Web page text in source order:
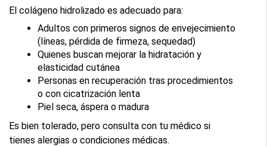
El colágeno hidrolizado es adecuado para:
Adultos con primeros signos de envejecimiento
(líneas, pérdida de firmeza, sequedad)
Quienes buscan mejorar la hidratación y
elasticidad cutánea
Personas en recuperación tras procedimientos
o con cicatrización lenta
Piel seca, áspera o madura
Es bien tolerado, pero consulta con tu médico si
tienes alergias o condiciones médicas.